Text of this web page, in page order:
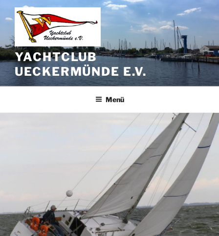
Zum
Inhalt
springen
YACHTCLUB
UECKERMÜNDE E.V.
Menü